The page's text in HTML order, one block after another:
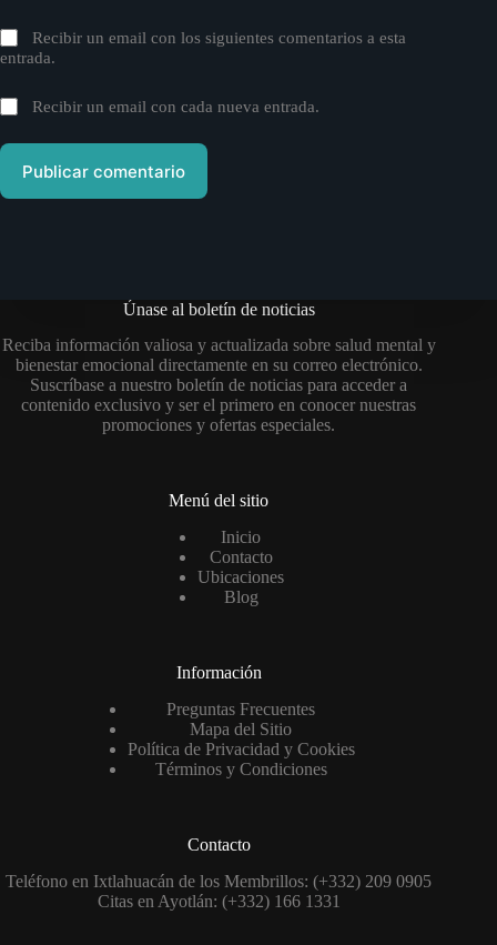
Recibir un email con los siguientes comentarios a esta
entrada.
Recibir un email con cada nueva entrada.
Publicar comentario
Únase al boletín de noticias
Reciba información valiosa y actualizada sobre salud mental y
bienestar emocional directamente en su correo electrónico.
Suscríbase a nuestro boletín de noticias para acceder a
contenido exclusivo y ser el primero en conocer nuestras
promociones y ofertas especiales.
Menú del sitio
Inicio
Contacto
Ubicaciones
Blog
Información
Preguntas Frecuentes
Mapa del Sitio
Política de Privacidad y Cookies
Términos y Condiciones
Contacto
Teléfono en Ixtlahuacán de los Membrillos: (+332) 209 0905
Citas en Ayotlán: (+332) 166 1331